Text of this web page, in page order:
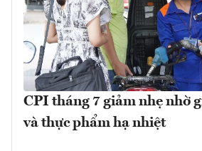
CPI tháng 7 giảm nhẹ nhờ
và thực phẩm hạ nhiệt